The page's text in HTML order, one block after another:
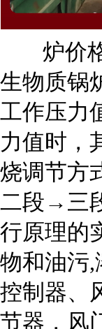
炉价
生物质锅
工作压力
力值时，
烧调节
二段→三
行原理的
物和油污,
控制器、
节器，风